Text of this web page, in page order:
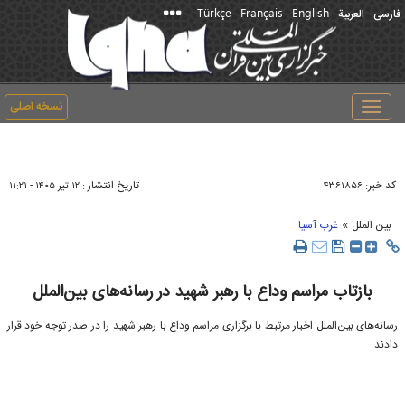
فارسی العربیة English
Français
Türkçe
نسخه اصلی
Toggle
navigation
کد خبر: ۴۳۶۱۸۵۶ تاریخ انتشار : ۱۲ تير ۱۴۰۵ - ۱۱:۲۱
بین الملل » غرب آسیا
بازتاب مراسم وداع با رهبر شهید در رسانه‌های بین‌الملل
رسانه‌های بین‌الملل اخبار مرتبط با برگزاری مراسم وداع با رهبر شهید را در صدر توجه خود قرار
دادند.